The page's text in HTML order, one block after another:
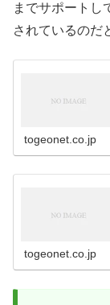
までサポートし
されているのだ
togeonet.co.jp
togeonet.co.jp